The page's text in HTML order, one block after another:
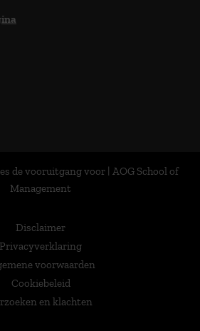
de vooruitgang voor | AOG School of
Management
Disclaimer
Privacyverklaring
voorwaarden
Cookiebeleid
en klachten